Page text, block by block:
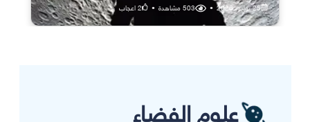
25 يوليو، 2026 •
503مشاهدة •
2اعجاب
علوم الفضاء